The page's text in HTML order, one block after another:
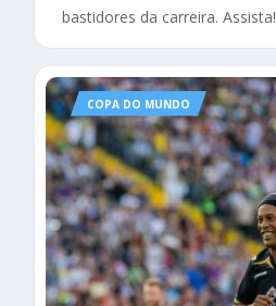
bastidores da carreira. Assista!
COPA DO MUNDO